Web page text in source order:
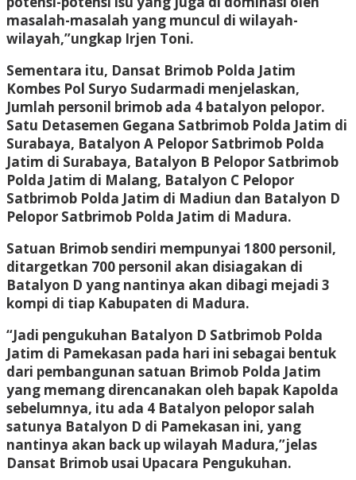
masalah-masalah yang muncul di wilayah-
wilayah,”ungkap Irjen Toni.
Sementara itu, Dansat Brimob Polda Jatim
Kombes Pol Suryo Sudarmadi menjelaskan,
Jumlah personil brimob ada 4 batalyon pelopor.
Satu Detasemen Gegana Satbrimob Polda Jatim di
Surabaya, Batalyon A Pelopor Satbrimob Polda
Jatim di Surabaya, Batalyon B Pelopor Satbrimob
Polda Jatim di Malang, Batalyon C Pelopor
Satbrimob Polda Jatim di Madiun dan Batalyon D
Pelopor Satbrimob Polda Jatim di Madura.
Satuan Brimob sendiri mempunyai 1800 personil,
ditargetkan 700 personil akan disiagakan di
Batalyon D yang nantinya akan dibagi mejadi 3
kompi di tiap Kabupaten di Madura.
“Jadi pengukuhan Batalyon D Satbrimob Polda
Jatim di Pamekasan pada hari ini sebagai bentuk
dari pembangunan satuan Brimob Polda Jatim
yang memang direncanakan oleh bapak Kapolda
sebelumnya, itu ada 4 Batalyon pelopor salah
satunya Batalyon D di Pamekasan ini, yang
nantinya akan back up wilayah Madura,”jelas
Dansat Brimob usai Upacara Pengukuhan.